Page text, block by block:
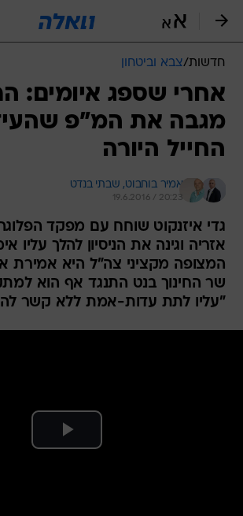
חדשות/צבא וביטחון
אחרי שספג איומים:
מגבה את המ"פ
החייל היורה
אמיר בוחבוט, שבתי בנדט
19.6.2016 / 20:23
גדי איזנקוט שוחח עם מפקד
אזריה וגינה את הניסיון להלך עליו
המצופה מקציני צה"ל היא אמירת
שר החינוך בנט התנגד אף הוא
"עליו לתת עדות-אמת ללא קשר